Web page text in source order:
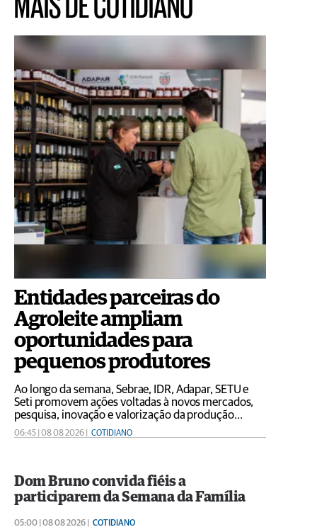
Entidades parceiras do
Agroleite ampliam
oportunidades para
pequenos produtores
Ao longo da semana, Sebrae, IDR, Adapar, SETU e
Seti promovem ações voltadas à novos mercados,
pesquisa, inovação e valorização da produção
regional
06:45 | 08 08 2026 | COTIDIANO
Dom Bruno convida fiéis a
participarem da Semana da Família
05:00 | 08 08 2026 | COTIDIANO